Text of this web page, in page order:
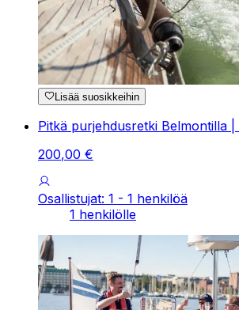
Lisää suosikkeihin
Pitkä purjehdusretki Belmontilla |
200,00 €
Osallistujat: 1 - 1 henkilöä
1 henkilölle